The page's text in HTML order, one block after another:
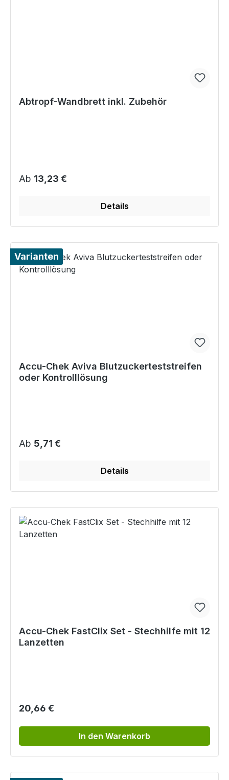
Abtropf-Wandbrett inkl. Zubehör
Regulärer Preis:
Ab 13,23 €
Details
Varianten
Accu-Chek Aviva Blutzuckerteststreifen
oder Kontrolllösung
Regulärer Preis:
Ab 5,71 €
Details
Accu-Chek FastClix Set - Stechhilfe mit 12
Lanzetten
Regulärer Preis:
20,66 €
In den Warenkorb